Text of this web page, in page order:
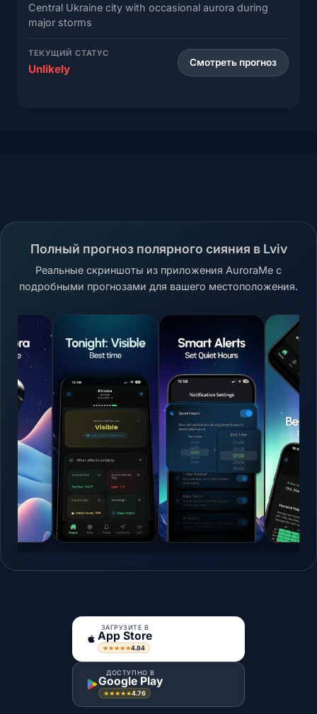
Central Ukraine city with occasional aurora during
major storms
ТЕКУЩИЙ СТАТУС
Unlikely Смотреть прогноз
Полный прогноз полярного сияния в Lviv
Реальные скриншоты из приложения AuroraMe с
подробными прогнозами для вашего местоположения.
ЗАГРУЗИТЕ В
App Store
★★★★★4.84
ДОСТУПНО В
Google Play
★★★★★4.76